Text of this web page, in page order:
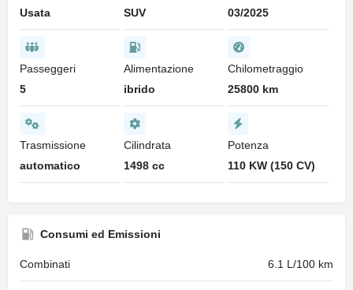
Usata
SUV
03/2025
Passeggeri
5
Alimentazione
ibrido
Chilometraggio
25800 km
Trasmissione
automatico
Cilindrata
1498 cc
Potenza
110 KW (150 CV)
Consumi ed Emissioni
Combinati 6.1 L/100 km